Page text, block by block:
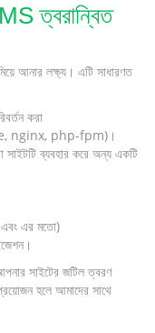
ত্বরান্বিত
আনার লক্ষ্য। এটি সাধারণত
করা
nginx, php-fpm)।
ব্যবহার করে অন্য একটি
এবং এর মতো)
সাইটের জটিল ত্বরণ
হলে আমাদের সাথে